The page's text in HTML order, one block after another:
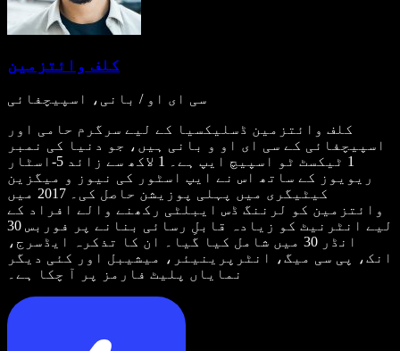
کلف وائتزمین
سی ای او / بانی، اسپیچفائی
کلف وائتزمین ڈسلیکسیا کے لیے سرگرم حامی اور
اسپیچفائی کے سی ای او و بانی ہیں، جو دنیا کی نمبر
1 ٹیکسٹ ٹو اسپیچ ایپ ہے۔ 1 لاکھ سے زائد 5-اسٹار
ریویوز کے ساتھ اس نے ایپ اسٹور کی نیوز و میگزین
کیٹیگری میں پہلی پوزیشن حاصل کی۔ 2017 میں
وائتزمین کو لرننگ ڈس ایبلٹی رکھنے والے افراد کے
لیے انٹرنیٹ کو زیادہ قابلِ رسائی بنانے پر فوربس 30
انڈر 30 میں شامل کیا گیا۔ ان کا تذکرہ ایڈسرج،
انک، پی سی میگ، انٹرپرینیئر، میشیبل اور کئی دیگر
نمایاں پلیٹ فارمز پر آ چکا ہے۔